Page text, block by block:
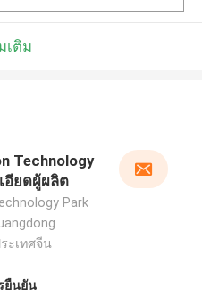
เติม
Technology
อียดผู้ผลิต
Park
ะเทศจีน
ยืนยัน